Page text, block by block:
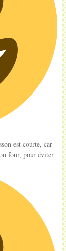
est courte, car
four, pour éviter